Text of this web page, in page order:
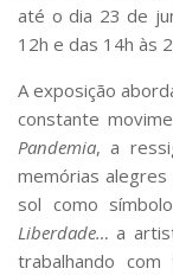
Bibliotecas
Apoio ao
RH,
Outros
Comunicação
Assessorias e
Aplicativos e
Jornal da USP
Agenda de
até o dia 23 de
12h e das 14h às
A exposição
constante
Pandemia, a
memórias
sol como
Liberdade… a
trabalhando